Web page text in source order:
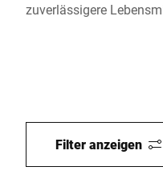
zuverlässigere
Filter anzeigen